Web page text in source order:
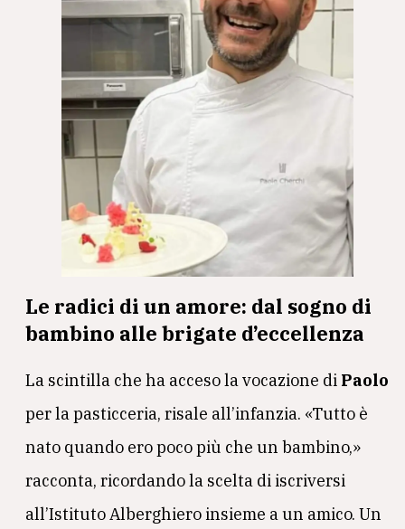
Le radici di un amore: dal sogno di
bambino alle brigate d’eccellenza
La scintilla che ha acceso la vocazione di Paolo
per la pasticceria, risale all’infanzia. «Tutto è
nato quando ero poco più che un bambino,»
racconta, ricordando la scelta di iscriversi
all’Istituto Alberghiero insieme a un amico. Un